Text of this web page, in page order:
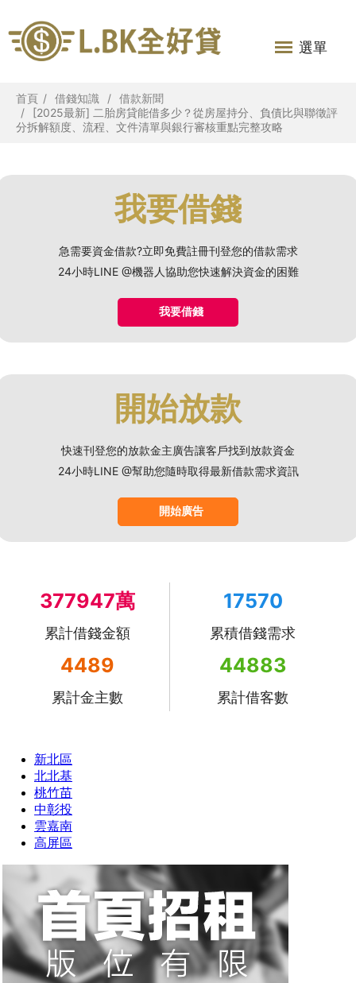
選單
首頁 借錢知識
借款新聞
[2025最新] 二胎房貸能借多少？從房屋持分、負債比與聯徵評
分拆解額度、流程、文件清單與銀行審核重點完整攻略
我要借錢
急需要資金借款?立即免費註冊刊登您的借款需求
24小時LINE @機器人協助您快速解決資金的困難
我要借錢
開始放款
快速刊登您的放款金主廣告讓客戶找到放款資金
24小時LINE @幫助您隨時取得最新借款需求資訊
開始廣告
377947萬
累計借錢金額
17570
累積借錢需求
4489
累計金主數
44883
累計借客數